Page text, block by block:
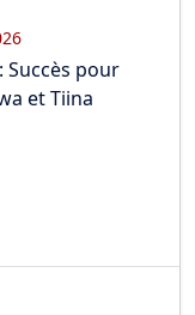
Succès pour
et Tiina